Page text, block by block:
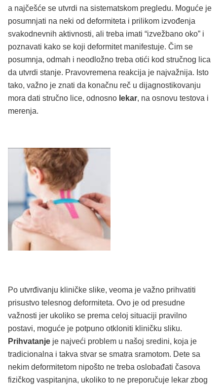
a najčešće se utvrdi na sistematskom pregledu. Moguće je
posumnjati na neki od deformiteta i prilikom izvođenja
svakodnevnih aktivnosti, ali treba imati “izvežbano oko” i
poznavati kako se koji deformitet manifestuje. Čim se
posumnja, odmah i neodložno treba otići kod stručnog lica
da utvrdi stanje. Pravovremena reakcija je najvažnija. Isto
tako, važno je znati da konačnu reč u dijagnostikovanju
mora dati stručno lice, odnosno lekar, na osnovu testova i
merenja.
Po utvrđivanju kliničke slike, veoma je važno prihvatiti
prisustvo telesnog deformiteta. Ovo je od presudne
važnosti jer ukoliko se prema celoj situaciji pravilno
postavi, moguće je potpuno otkloniti kliničku sliku.
Prihvatanje je najveći problem u našoj sredini, koja je
tradicionalna i takva stvar se smatra sramotom. Dete sa
nekim deformitetom nipošto ne treba oslobađati časova
fizičkog vaspitanjna, ukoliko to ne preporučuje lekar zbog